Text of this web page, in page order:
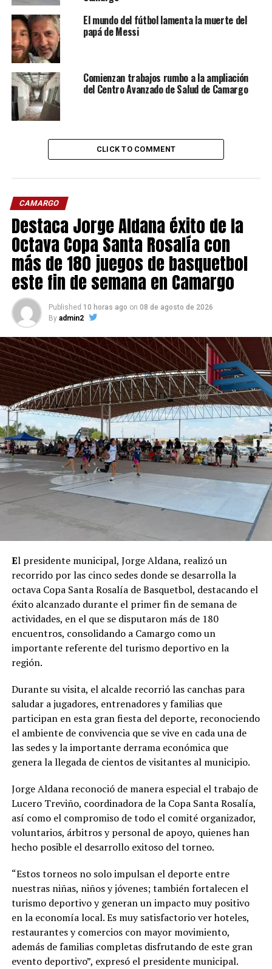
El mundo del fútbol lamenta la muerte del
papá de Messi
Comienzan trabajos rumbo a la ampliación
del Centro Avanzado de Salud de Camargo
CLICK TO COMMENT
CAMARGO
Destaca Jorge Aldana éxito de la
Octava Copa Santa Rosalía con
más de 180 juegos de basquetbol
este fin de semana en Camargo
Published 10 horas ago on 08 de agosto de 2026
By admin2
El presidente municipal, Jorge Aldana, realizó un
recorrido por las cinco sedes donde se desarrolla la
octava Copa Santa Rosalía de Basquetbol, destacando el
éxito alcanzado durante el primer fin de semana de
actividades, en el que se disputaron más de 180
encuentros, consolidando a Camargo como un
importante referente del turismo deportivo en la
región.
Durante su visita, el alcalde recorrió las canchas para
saludar a jugadores, entrenadores y familias que
participan en esta gran fiesta del deporte, reconociendo
el ambiente de convivencia que se vive en cada una de
las sedes y la importante derrama económica que
genera la llegada de cientos de visitantes al municipio.
Jorge Aldana reconoció de manera especial el trabajo de
Lucero Treviño, coordinadora de la Copa Santa Rosalía,
así como el compromiso de todo el comité organizador,
voluntarios, árbitros y personal de apoyo, quienes han
hecho posible el desarrollo exitoso del torneo.
“Estos torneos no solo impulsan el deporte entre
nuestras niñas, niños y jóvenes; también fortalecen el
turismo deportivo y generan un impacto muy positivo
en la economía local. Es muy satisfactorio ver hoteles,
restaurantes y comercios con mayor movimiento,
además de familias completas disfrutando de este gran
evento deportivo”, expresó el presidente municipal.